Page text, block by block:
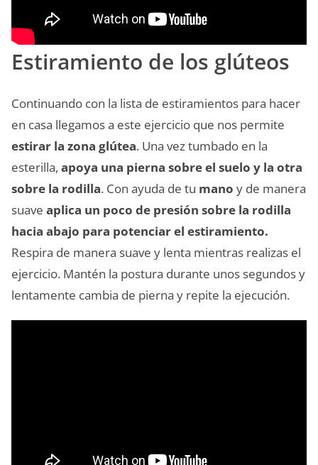
Estiramiento de los glúteos
Continuando con la lista de estiramientos para hacer
en casa llegamos a este ejercicio que nos permite
estirar la zona glútea. Una vez tumbado en la
esterilla, apoya una pierna sobre el suelo y la otra
sobre la rodilla. Con ayuda de tu mano y de manera
suave aplica un poco de presión sobre la rodilla
hacia abajo para potenciar el estiramiento.
Respira de manera suave y lenta mientras realizas el
ejercicio. Mantén la postura durante unos segundos y
lentamente cambia de pierna y repite la ejecución.